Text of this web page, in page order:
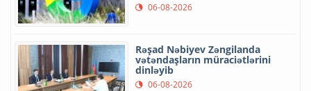
06-08-2026
Rəşad Nəbiyev Zəngilanda
vətəndaşların müraciətlərini
dinləyib
06-08-2026